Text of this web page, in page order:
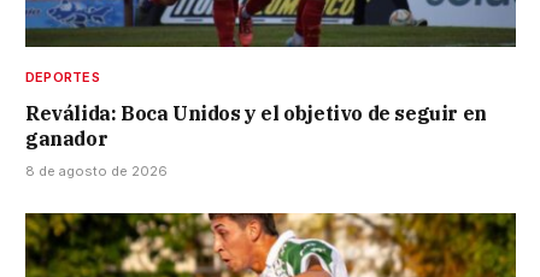
DEPORTES
Reválida: Boca Unidos y el objetivo de seguir en
ganador
8 de agosto de 2026